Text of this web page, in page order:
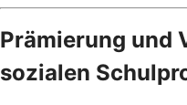
Prämierung und
sozialen